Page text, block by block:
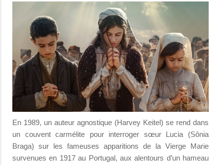
En 1989, un auteur agnostique (Harvey Keitel) se rend dans
un couvent carmélite pour interroger sœur Lucia (Sônia
Braga) sur les fameuses apparitions de la Vierge Marie
survenues en 1917 au Portugal, aux alentours d’un hameau